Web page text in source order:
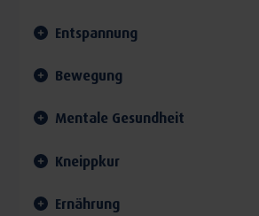
Entspannung
Bewegung
Mentale Gesundheit
Kneippkur
Ernährung